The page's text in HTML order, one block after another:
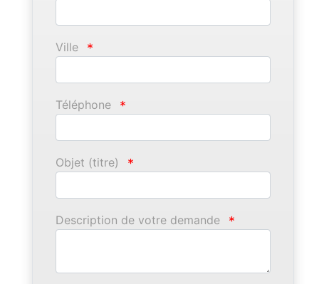
Ville *
Téléphone *
Objet (titre) *
Description de votre demande *